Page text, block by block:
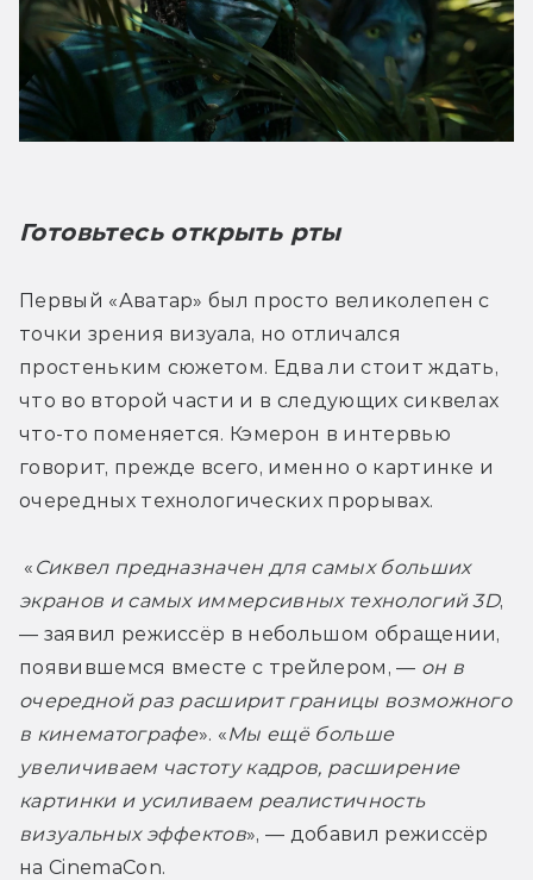
Готовьтесь открыть рты
Первый «Аватар» был просто великолепен с
точки зрения визуала, но отличался
простеньким сюжетом. Едва ли стоит ждать,
что во второй части и в следующих сиквелах
что-то поменяется. Кэмерон в интервью
говорит, прежде всего, именно о картинке и
очередных технологических прорывах.
« Сиквел предназначен для самых больших
экранов и самых иммерсивных технологий 3D,
— заявил режиссёр в небольшом обращении,
появившемся вместе с трейлером, — он в
очередной раз расширит границы возможного
в кинематографе». «Мы ещё больше
увеличиваем частоту кадров, расширение
картинки и усиливаем реалистичность
визуальных эффектов», — добавил режиссёр
на CinemaCon.